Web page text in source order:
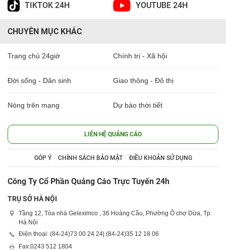
TIKTOK 24H YOUTUBE 24H
CHUYÊN MỤC KHÁC
Trang chủ 24giờ Chính trị - Xã hội
Đời sống - Dân sinh Giao thông - Đô thị
Nóng trên mạng Dự báo thời tiết
LIÊN HỆ QUẢNG CÁO
GÓP Ý CHÍNH SÁCH BẢO MẬT ĐIỀU KHOẢN SỬ DỤNG
Công Ty Cổ Phần Quảng Cáo Trực Tuyến 24h
TRỤ SỞ HÀ NỘI
Tầng 12, Tòa nhà Geleximco , 36 Hoàng Cầu, Phường Ô chợ Dừa, Tp.
Hà Nội
Điện thoại: (84-24)73 00 24 24 | (84-24)35 12 18 06
Fax:0243 512 1804